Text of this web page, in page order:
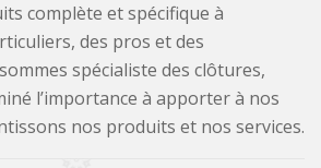
complète et spécifique à
des pros et des
spécialiste des clôtures,
l’importance à apporter à nos
nos produits et nos services.